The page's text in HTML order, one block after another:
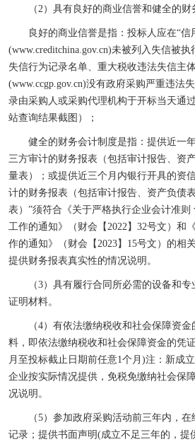
（2）具有良好的商业信誉和健全的财
良好的商业信誉是指：投标人应在“信
(www.creditchina.gov.cn)未被列入失信被执
失信行为记录名单、重大税收违法失信主
(www.ccgp.gov.cn)没有政府采购严重违法
录由采购人或采购代理机构于开标当天通
站查询结果截图）；
健全的财务会计制度是指：提供近一
三方审计的财务报表（包括审计报告、资
量表）；或提供近三个月内银行开具的资信
计的财务报表（包括审计报告、资产负债
表） ”须符合《关于严格执行企业会计准则
工作的通知》（财会【2022】 32号文）和
作的通知》（财会【2023】 15号文）的相
提供财务报表真实性的情况说明。
（3）具有履行合同所必需的设备和
证明材料。
（4）有依法缴纳税收和社会保障资
料，即依法缴纳税收和社会保障资金的凭证
月至投标截止日期前任意1个月 )注：新成立
企业按实际情况提供，免税免缴纳社会保
况说明。
（5）参加政府采购活动前三年内，
记录；提供书面声明(成立不足三年的，提